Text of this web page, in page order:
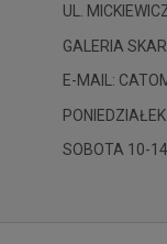
UL.
GALERIA
E-MAIL:
SOBOTA 10-14